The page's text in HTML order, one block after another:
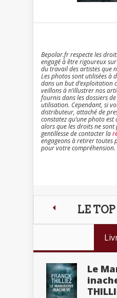
Bepolar.fr respecte les
engagé à être rigoureux
du travail des artistes que
Les photos sont utilisées à
dans un but d’exploitation
veillons à n’illustrer nos
fournis dans les dossiers
utilisation. Cependant, si
distributeur, attaché de
constatez qu’une photo
alors que les droits ne sont
gentillesse de contacter la
engageons à retirer toutes
pour votre compréhension.
LE
Le